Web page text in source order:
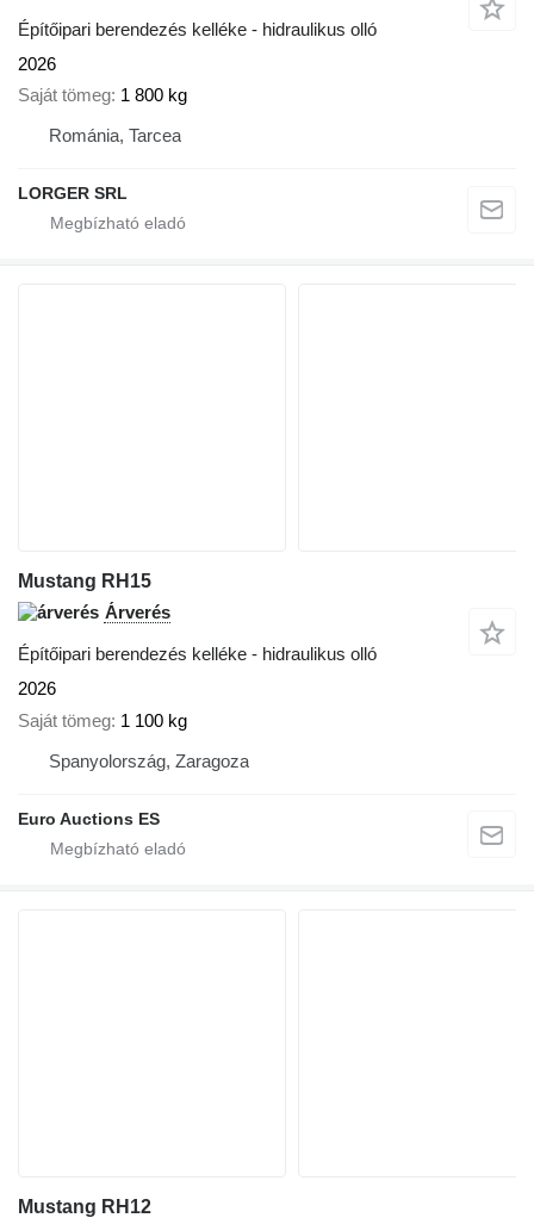
Építőipari berendezés kelléke - hidraulikus olló
2026
Saját tömeg 1 800 kg
Románia, Tarcea
LORGER SRL
Mustang RH15
Árverés
Építőipari berendezés kelléke - hidraulikus olló
2026
Saját tömeg 1 100 kg
Spanyolország, Zaragoza
Euro Auctions ES
Mustang RH12